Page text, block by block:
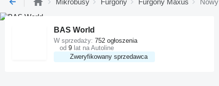
Mikrobusy Furgony Furgony Maxus
BAS World
Zweryfikowany sprzedawca
W sprzedaży: 752 ogłoszenia
od 9 lat na Autoline